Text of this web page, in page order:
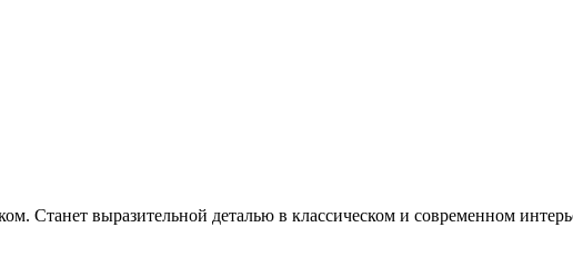
Станет выразительной деталью в классическом и современном